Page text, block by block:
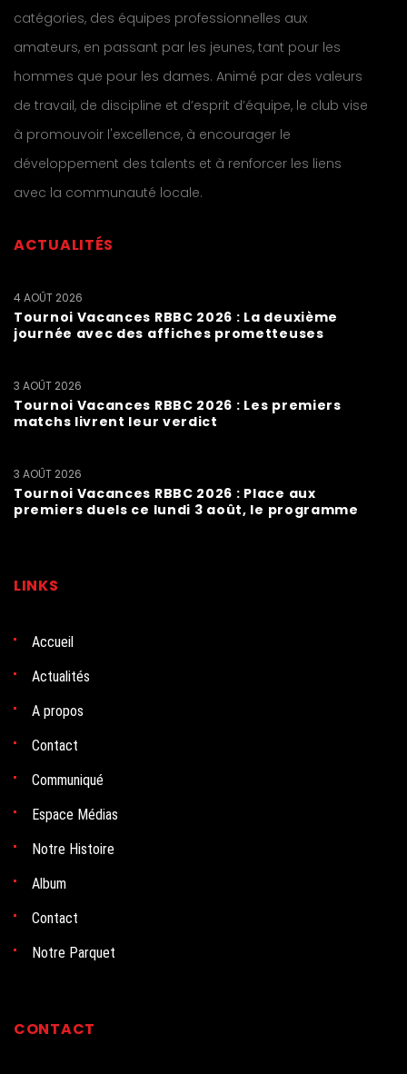
catégories, des équipes professionnelles aux
amateurs, en passant par les jeunes, tant pour les
hommes que pour les dames. Animé par des valeurs
de travail, de discipline et d’esprit d’équipe, le club vise
à promouvoir l'excellence, à encourager le
développement des talents et à renforcer les liens
avec la communauté locale.
ACTUALITÉS
Tournoi Vacances RBBC 2026 : La deuxième
journée avec des affiches prometteuses
4 AOÛT 2026
Tournoi Vacances RBBC 2026 : Les premiers
matchs livrent leur verdict
3 AOÛT 2026
Tournoi Vacances RBBC 2026 : Place aux
premiers duels ce lundi 3 août, le programme
3 AOÛT 2026
LINKS
Accueil
Actualités
A propos
Contact
Communiqué
Espace Médias
Notre Histoire
Album
Contact
Notre Parquet
CONTACT